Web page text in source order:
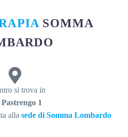
SOMMA
si trova in
1
alla sede di Somma Lombardo